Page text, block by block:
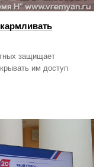
защищает
им доступ